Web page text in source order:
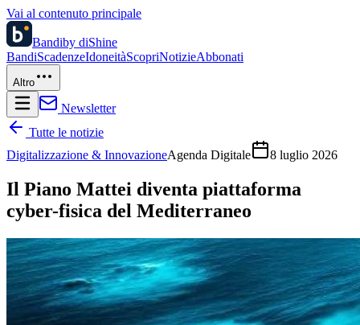
Vai al contenuto principale
Bandiby diShine
BandiScadenzeIdoneitàScopriNotizieAbbonati
Altro
Newsletter
Tutte le notizie
Digitalizzazione & InnovazioneAgenda Digitale 8 luglio 2026
Il Piano Mattei diventa piattaforma
cyber-fisica del Mediterraneo